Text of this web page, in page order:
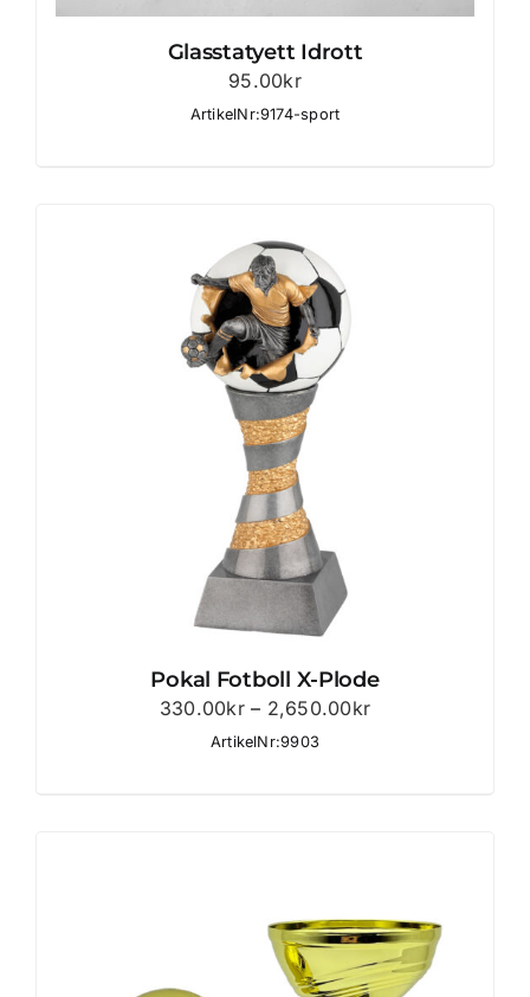
Glasstatyett Idrott
95.00kr
ArtikelNr:9174-sport
Pokal Fotboll X-Plode
330.00kr – 2,650.00krPrisintervall:
ArtikelNr:9903